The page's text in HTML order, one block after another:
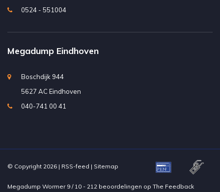
0524 - 551004
Megadump Eindhoven
Boschdijk 944
5627 AC Eindhoven
040-741 00 41
© Copyright 2026 | RSS-feed | Sitemap
Megadump Wormer 9 / 10 - 212 beoordelingen op The Feedback